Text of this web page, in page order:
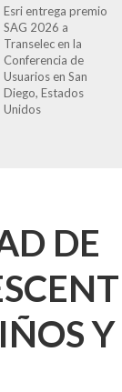
Esri entrega premio
SAG 2026 a
Transelec en la
Conferencia de
Usuarios en San
Diego, Estados
Unidos
DE
Y